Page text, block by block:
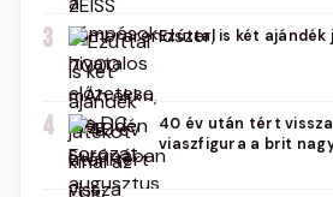
3 Ezúttal is két ajándék
4
40 év után tért
viaszfigura a brit